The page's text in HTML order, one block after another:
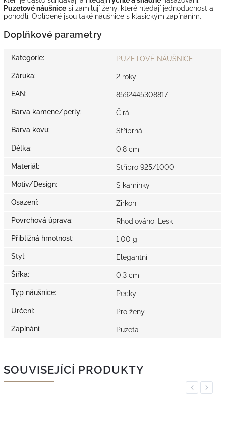
Puzetové náušnice si zamilují ženy, které hledají jednoduchost a
pohodlí. Oblíbené jsou také náušnice s klasickým zapínáním.
Doplňkové parametry
Kategorie: PUZETOVÉ NÁUŠNICE
Záruka: 2 roky
EAN: 8592445308817
Barva kamene/perly: Čirá
Barva kovu: Stříbrná
Délka: 0,8 cm
Materiál: Stříbro 925/1000
Motiv/Design: S kamínky
Osazení: Zirkon
Povrchová úprava: Rhodiováno, Lesk
Přibližná hmotnost: 1,00 g
Styl: Elegantní
Šířka: 0,3 cm
Typ náušnice: Pecky
Určení: Pro ženy
Zapínání: Puzeta
SOUVISEJÍCÍ PRODUKTY
Previous
Next